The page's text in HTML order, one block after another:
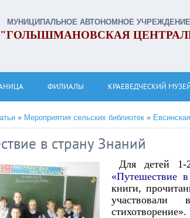
МУНИЦИПАЛЬНОЕ АВТОНОМНОЕ УЧРЕЖДЕНИЕ
"ГОЛЫШМАНОВСКАЯ
ФИЛИАЛЫ КРАЕВЕДЧЕСКИЙ
» Мероприятия сельских библиотек »
в страну Знаний
Для детей 1-
«Путешествие
книги,